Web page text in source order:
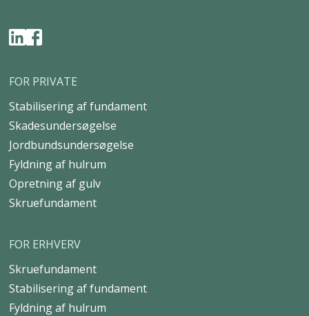
FOR PRIVATE
Stabilisering af fundament
Skadesundersøgelse
Jordbundsundersøgelse
Fyldning af hulrum
Opretning af gulv
Skruefundament
FOR ERHVERV
Skruefundament
Stabilisering af fundament
Fyldning af hulrum